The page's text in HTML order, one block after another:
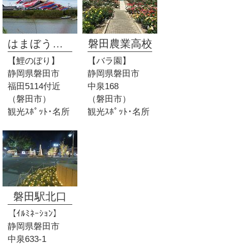
はまぼう橋西
【鯉のぼり】
静岡県磐田市
福田5114付近
（磐田市）
観光ｽﾎﾟｯﾄ･名所
磐田農業高校
【バラ園】
静岡県磐田市
中泉168
（磐田市）
観光ｽﾎﾟｯﾄ･名所
磐田駅北口
【ｲﾙﾐﾈｰｼｮﾝ】
静岡県磐田市
中泉633-1